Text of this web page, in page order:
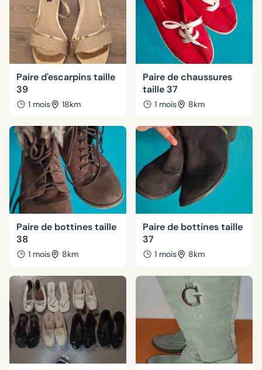
Paire d'escarpins taille
39
1 mois 18km
Paire de chaussures
taille 37
1 mois 8km
Paire de bottines taille
38
1 mois 8km
Paire de bottines taille
37
1 mois 8km